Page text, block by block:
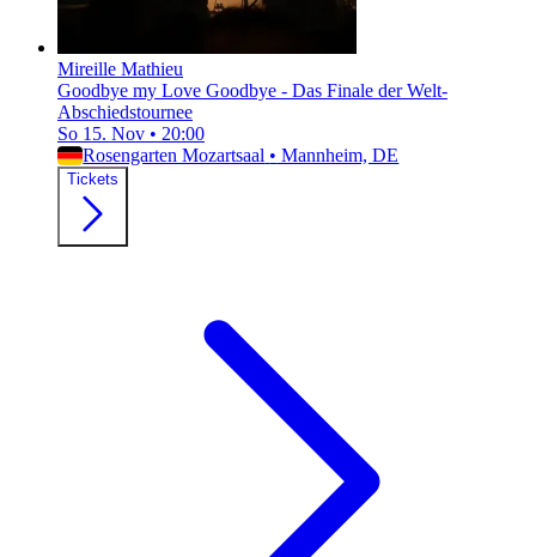
Mireille Mathieu
Goodbye my Love Goodbye - Das Finale der Welt-
Abschiedstournee
So 15. Nov • 20:00
Rosengarten Mozartsaal • Mannheim, DE
Tickets